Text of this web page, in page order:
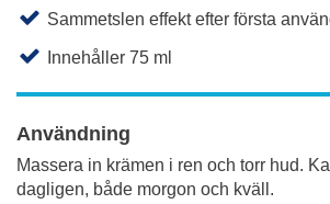
Sammetslen effekt efter första
Innehåller 75 ml
Användning
Massera in krämen i ren och torr hud.
dagligen, både morgon och kväll.